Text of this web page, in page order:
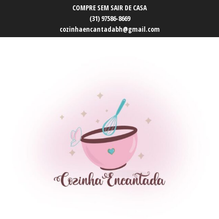
COMPRE SEM SAIR DE CASA
(31) 97586-8669
cozinhaencantadabh@gmail.com